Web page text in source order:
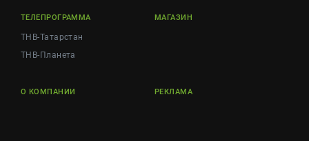
ТЕЛЕПРОГРАММА
ТНВ-Татарстан
ТНВ-Планета
МАГАЗИН
О КОМПАНИИ РЕКЛАМА